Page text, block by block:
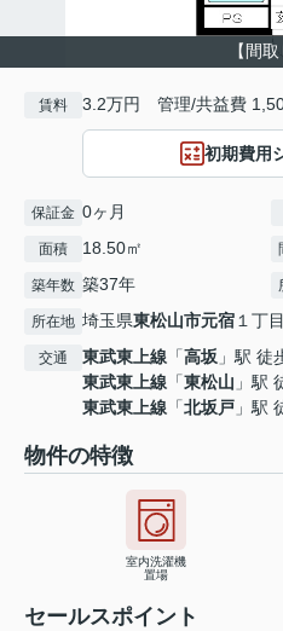
【間取
賃料 3.2万円 管理/共益費
初期費用
保証金 0ヶ月
面積 18.50㎡
築年数 築37年
所在地 埼玉県東松山市元宿１丁
交通 東武東上線 「高坂 」駅 徒
東武東上線 「東松山 」駅
東武東上線 「北坂戸 」駅
物件の特徴
室内洗濯機
置場
セールスポイント